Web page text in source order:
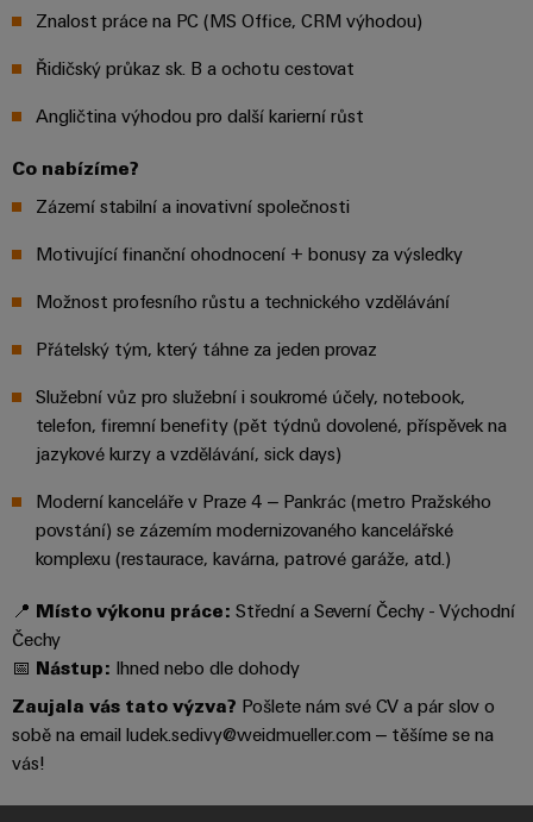
Fotovoltaika
Využití
solární
energie
pro
účinnost
zdrojů
Infrastruktura
Řešení
specifické
požadavky
na
infrastrukturu
budov
rozvaděčů
Řešení
výzev
se
stavby
Přenos
a distribuce
bezpečnost
skříní
Inteligentní
měření
Propojovací
pro
pracoviště
software
Configurator
Systémy
a
řešení
Decentralizovaná
Řešení
řízení
řešení
migrace
rozhraní
Distribuční
skříňky
Elektronika
Reléové
moduly
a polovodičová
Izolační
zesilovače
měřicí
převodníky
Napájecí
zdroje
oblasti
konektorů
PCB
služby
Podpora
Technická
podpora
Shoda
produktu
s
PSIRT
údaje
Technický
produktový
katalog
a náhradní
management
Média
Novinky
pro
média
Novinky
společnosti
Naši
partneři
Distribuce
Partnerská
pro
internet
věcí
a
a
prodejní
novinky
Distribuce
Distribution
PRO
Velkoobchody
Znalost práce na PC (MS Office, CRM výhodou)
Řidičský průkaz sk. B a ochotu cestovat
Angličtina výhodou pro další karierní růst
Co nabízíme?
Zázemí stabilní a inovativní společnosti
Motivující finanční ohodnocení + bonusy za výsledky
Možnost profesního růstu a technického vzdělávání
Přátelský tým, který táhne za jeden provaz
Služební vůz pro služební i soukromé účely, notebook,
telefon, firemní benefity (pět týdnů dovolené, příspěvek na
jazykové kurzy a vzdělávání, sick days)
Moderní kanceláře v Praze 4 – Pankrác (metro Pražského
povstání) se zázemím modernizovaného kancelářské
komplexu (restaurace, kavárna, patrové garáže, atd.)
📍 Místo výkonu práce: Střední a Severní Čechy - Východní
Čechy
📅 Nástup: Ihned nebo dle dohody
Zaujala vás tato výzva? Pošlete nám své CV a pár slov o
sobě na email ludek.sedivy@weidmueller.com – těšíme se na
vás!